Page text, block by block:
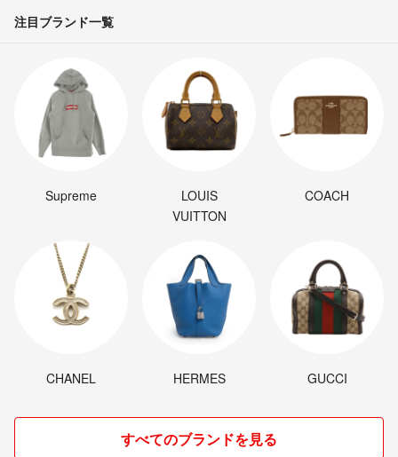
注目ブランド一覧
Supreme
LOUIS
VUITTON
COACH
CHANEL HERMES GUCCI
すべてのブランドを見る